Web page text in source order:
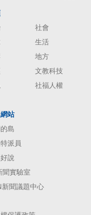
社會
生活
地方
文教科技
社福人權
站
島
派員
說
聞實驗室
新聞議題中心